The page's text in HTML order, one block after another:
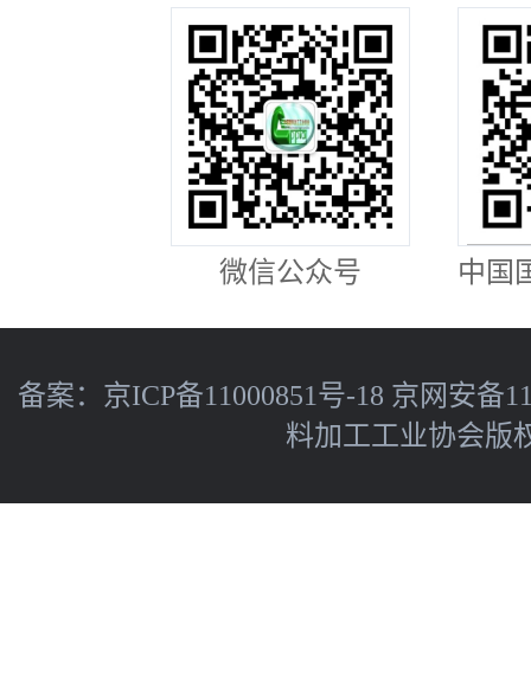
微信公众号 中国
备案： 京ICP备11000851号-18 京网安备
料加工工业协会版